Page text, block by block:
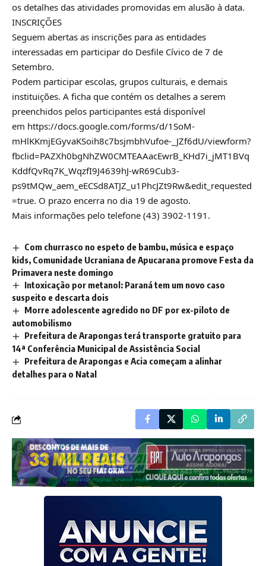
os detalhes das atividades promovidas em alusão à data.
INSCRIÇÕES
Seguem abertas as inscrições para as entidades
interessadas em participar do Desfile Cívico de 7 de
Setembro.
Podem participar escolas, grupos culturais, e demais
instituições. A ficha que contém os detalhes a serem
preenchidos pelos participantes está disponível
em https://docs.google.com/forms/d/1SoM-
mHlKKmjEGyvaKSoih8c7bsjmbhVufoe-_JZf6dU/viewform?
fbclid=PAZXh0bgNhZW0CMTEAAacEwrB_KHd7i_jMT1BVq
KddfQvRq7K_WqzfI9J4639hJ-wR69Cub3-
ps9tMQw_aem_eECSd8ATJZ_u1PhcJZt9Rw&edit_requested
=true. O prazo encerra no dia 19 de agosto.
Mais informações pelo telefone (43) 3902-1191.
Com churrasco no espeto de bambu, música e espaço
kids, Comunidade Ucraniana de Apucarana promove Festa da
Primavera neste domingo
Intoxicação por metanol: Paraná tem um novo caso
suspeito e descarta dois
Morre adolescente agredido no DF por ex-piloto de
automobilismo
Prefeitura de Arapongas terá transporte gratuito para
14ª Conferência Municipal de Assistência Social
Prefeitura de Arapongas e Acia começam a alinhar
detalhes para o Natal